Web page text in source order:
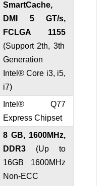
SmartCache,
DMI 5 GT/s,
FCLGA 1155
(Support 2th, 3th
Generation
Intel®Core i3, i5,
i7)
Intel® Q77
Express Chipset
8 GB, 1600MHz,
DDR3
(Up to
16GB 1600MHz
Non-ECC